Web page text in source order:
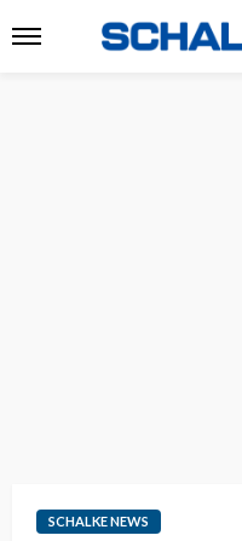
SCHALKE NEWS